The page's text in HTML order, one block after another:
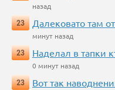
назад
23
Далековато там
минут назад
23
Наделал в тапки
0 минут назад
23
Вот так